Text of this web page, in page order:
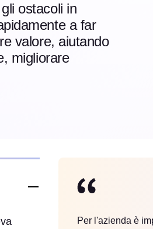
ostacoli in
a far
valore, aiutando
migliorare
Per l'azienda è